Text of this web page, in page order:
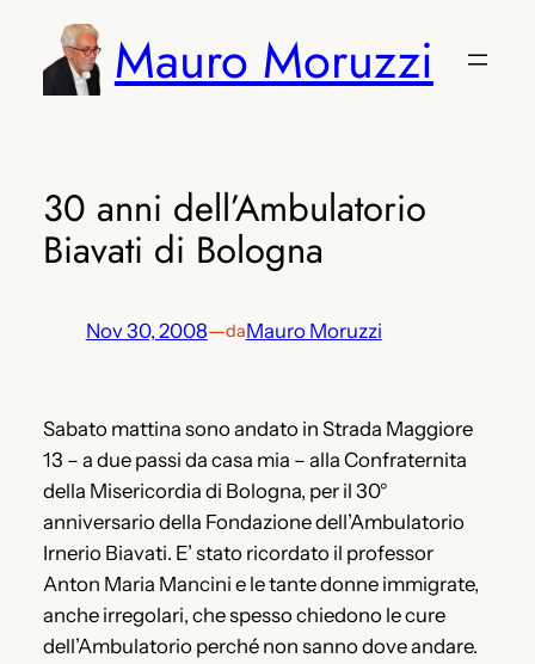
contenuto
Mauro Moruzzi
30 anni dell’Ambulatorio
Biavati di Bologna
Nov 30, 2008—daMauro Moruzzi
Sabato mattina sono andato in Strada Maggiore
13 – a due passi da casa mia – alla Confraternita
della Misericordia di Bologna, per il 30°
anniversario della Fondazione dell’Ambulatorio
Irnerio Biavati. E’ stato ricordato il professor
Anton Maria Mancini e le tante donne immigrate,
anche irregolari, che spesso chiedono le cure
dell’Ambulatorio perché non sanno dove andare.